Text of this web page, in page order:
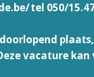
tel 050/
vacature